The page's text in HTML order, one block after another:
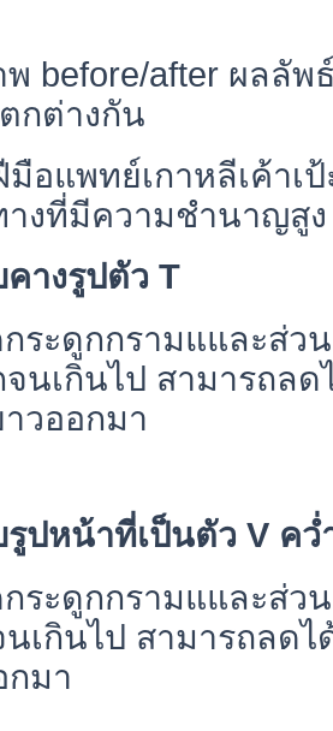
before/after ผลลัพ
กต่างกัน
อแพทย์เกาหลีเค้าเ
างที่มีความชำนาญสูง
างรูปตัว T
ระดูกกรามแและส่ว
นเกินไป สามารถล
วออกมา
ปหน้าที่เป็นตัว V คว่
ระดูกกรามแและส่ว
เกินไป สามารถลดไ
กมา